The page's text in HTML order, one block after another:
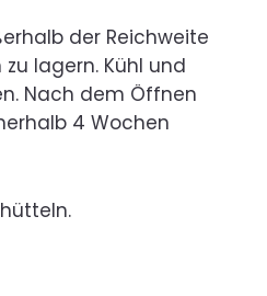
der Reichweite
lagern. Kühl und
Nach dem Öffnen
4 Wochen